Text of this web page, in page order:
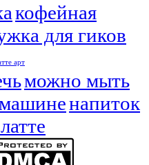
кофейная
для гиков
арт
можно мыть
напиток